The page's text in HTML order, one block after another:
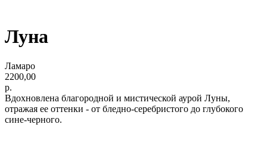
Луна
Ламаро
2200,00
р.
Вдохновлена благородной и мистической аурой Луны,
отражая ее оттенки - от бледно-серебристого до глубокого
сине-черного.